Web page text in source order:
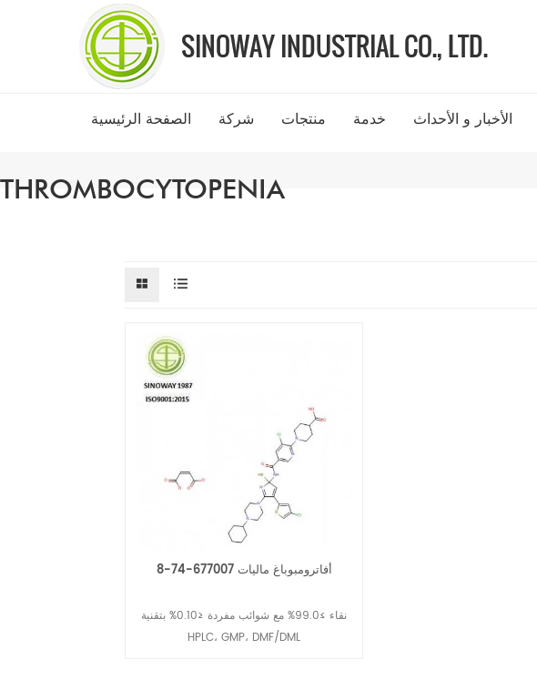
الصفحة الرئيسية شركة منتجات خدمة الأخبار و الأحداث
THROMBOCYTOPENIA
أفاترومبوباغ ماليات 677007-74-8
نقاء ≥99.0% مع شوائب مفردة ≤0.10% بتقنية
HPLC، GMP، DMF/DML